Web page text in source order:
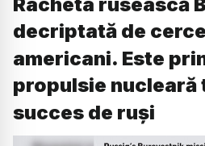
Racheta rusească
decriptată de
americani. Este
propulsie nucleară
succes de ruși